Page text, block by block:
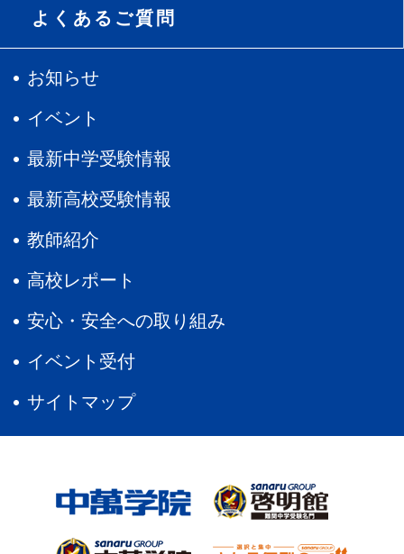
よくあるご質問
お知らせ
イベント
最新中学受験情報
最新高校受験情報
教師紹介
高校レポート
安心・安全への取り組み
イベント受付
サイトマップ